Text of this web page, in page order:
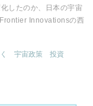
したのか、日本の宇宙
Innovationsの西
宇宙政策 投資